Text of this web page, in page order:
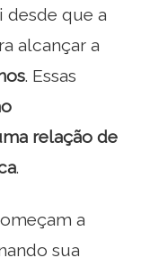
que a
alcançar a
. Essas
relação de
.
a
sua